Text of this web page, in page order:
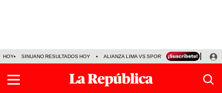
HOY SINUANO RESULTADOS HOY ALIANZA LIMA VS SPORT BOYS JORGE